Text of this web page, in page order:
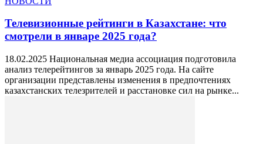
Телевизионные рейтинги в Казахстане: что
смотрели в январе 2025 года?
18.02.2025 Национальная медиа ассоциация подготовила
анализ телерейтингов за январь 2025 года. На сайте
организации представлены изменения в предпочтениях
казахстанских телезрителей и расстановке сил на рынке...